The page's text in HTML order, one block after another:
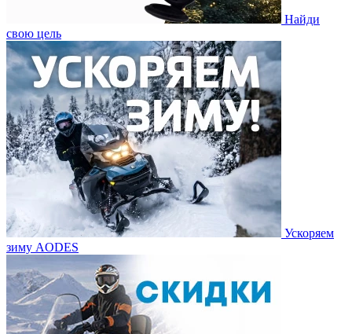
Найди
свою цель
Ускоряем
зиму AODES